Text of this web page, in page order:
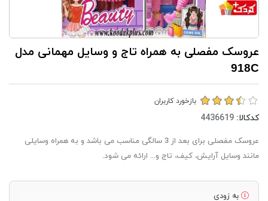
عروسک مفصلی به همراه تاج و وسایل مهمانی مدل
918C
بازخورد کاربران
کدکالا:
عروسک مفصلی برای بعد از 3 سالگی مناسب می باشد و به همراه وسایلی
مانند وسایل آرایش، کیف، تاج و... ارائه می شود.
به زودی